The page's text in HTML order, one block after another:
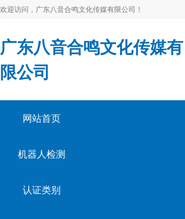
欢迎访问，广东八音合鸣文化传媒有限公司！
广东八音合鸣文化传媒有
限公司
网站首页
机器人检测
认证类别